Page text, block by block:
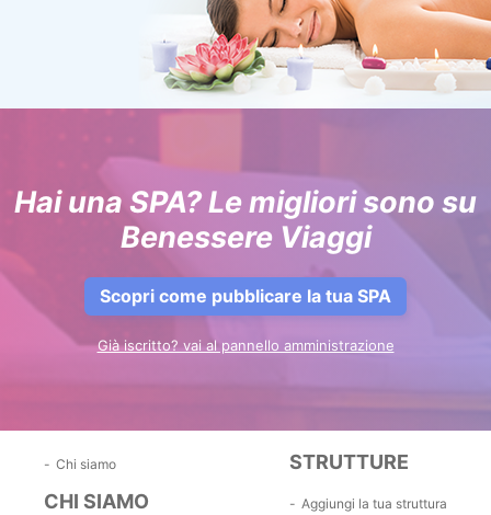
Hai una SPA? Le migliori sono su
Benessere Viaggi
Scopri come pubblicare la tua SPA
Già iscritto? vai al pannello amministrazione
Chi siamo
CHI SIAMO
STRUTTURE
Aggiungi la tua struttura